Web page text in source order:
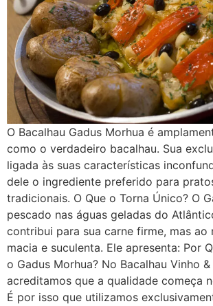
O Bacalhau Gadus Morhua é
como o verdadeiro bacalhau. Sua
ligada às suas características
dele o ingrediente preferido para
tradicionais. O Que o Torna Único? O
pescado nas águas geladas do
contribui para sua carne firme, mas ao
macia e suculenta. Ele apresenta: Por
o Gadus Morhua? No Bacalhau Vinho &
acreditamos que a qualidade começa
É por isso que utilizamos